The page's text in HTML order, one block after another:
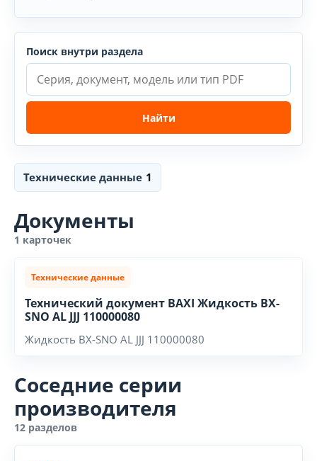
Поиск внутри раздела
Найти
Технические данные 1
Документы
1 карточек
Технические данные
Технический документ BAXI Жидкость BX-
SNO AL JJJ 110000080
Жидкость BX-SNO AL JJJ 110000080
Соседние серии
производителя
12 разделов